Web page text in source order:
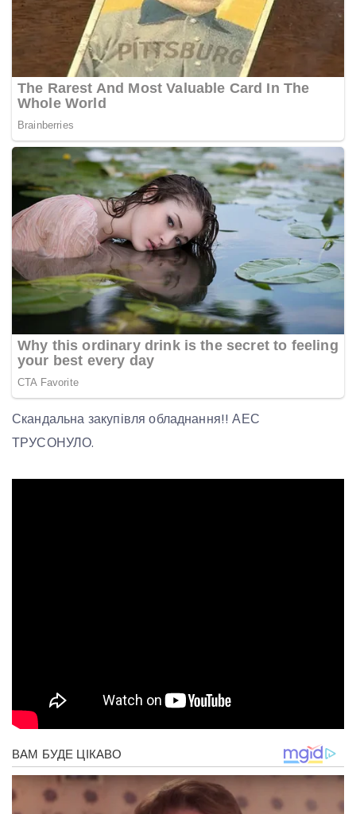
Скандальна закупівля обладнання!! АЕС
ТРУСОНУЛО.